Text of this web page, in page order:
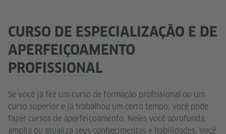
CURSO DE ESPECIALIZAÇÃO E DE
APERFEIÇOAMENTO
PROFISSIONAL
Se você já fez um curso de formação profissional ou um
curso superior e já trabalhou um certo tempo, você pode
fazer cursos de aperfeiçoamento. Neles você aprofunda,
amplia ou atualiza seus conhecimentos e habilidades. Você